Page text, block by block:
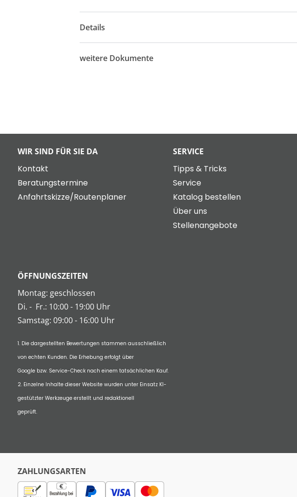
Details
weitere Dokumente
WIR SIND FÜR SIE DA
Kontakt
Beratungstermine
Anfahrtskizze/Routenplaner
SERVICE
Tipps & Tricks
Service
Katalog bestellen
Über uns
Stellenangebote
ÖFFNUNGSZEITEN
Montag: geschlossen
Di. - Fr.: 10:00 - 19:00 Uhr
Samstag: 09:00 - 16:00 Uhr
1. Die dargestellten Bewertungen stammen ausschließlich
von echten Kunden. Die Erhebung erfolgt über
Google bzw. Service-Check nach einem tatsächlichen Kauf.
2. Einzelne Inhalte dieser Website wurden unter Einsatz KI-
gestützter Werkzeuge erstellt und redaktionell
geprüft.
ZAHLUNGSARTEN